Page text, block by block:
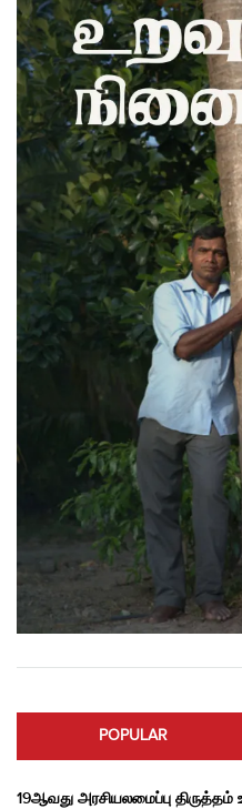
POPULAR
19ஆவது அரசியலமைப்பு